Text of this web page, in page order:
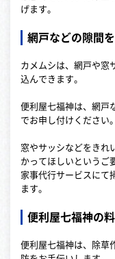
げます。
網戸などの隙間
カメムシは、網戸や窓
込んできます。
便利屋七福神は、網戸
でお申し付けください。
窓やサッシなどをきれ
かってほしいというご
家事代行サービスにて
ます。
便利屋七福神の
便利屋七福神は、除草